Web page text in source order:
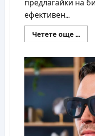
ефективен...
Четете още ...Read
more
Vuzix
M400
до
13